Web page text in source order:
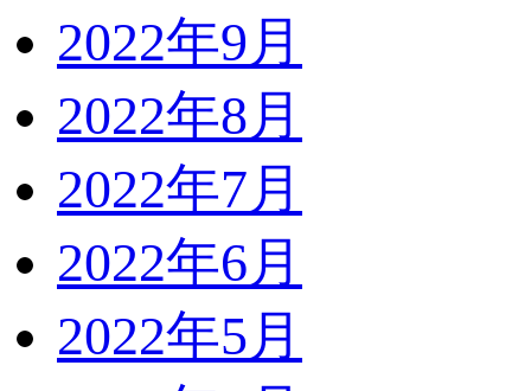
2022年9月
2022年8月
2022年7月
2022年6月
2022年5月